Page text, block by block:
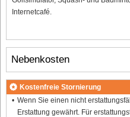
Internetcafé.
Nebenkosten
Kostenfreie Stornierung
Wenn Sie einen nicht
Erstattung gewährt. Für